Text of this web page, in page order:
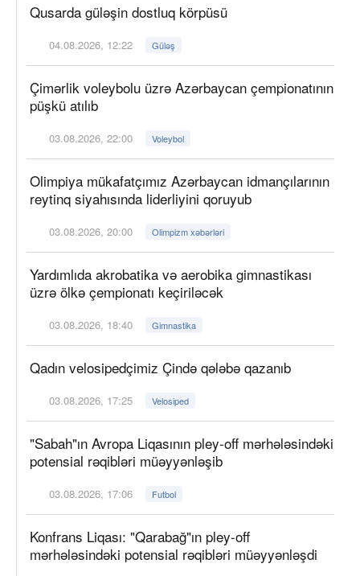
Qusarda güləşin dostluq körpüsü
04.08.2026, 12:22 Güləş
Çimərlik voleybolu üzrə Azərbaycan çempionatının
püşkü atılıb
03.08.2026, 22:00 Voleybol
Olimpiya mükafatçımız Azərbaycan idmançılarının
reytinq siyahısında liderliyini qoruyub
03.08.2026, 20:00 Olimpizm xəbərləri
Yardımlıda akrobatika və aerobika gimnastikası
üzrə ölkə çempionatı keçiriləcək
03.08.2026, 18:40 Gimnastika
Qadın velosipedçimiz Çində qələbə qazanıb
03.08.2026, 17:25 Velosiped
"Sabah"ın Avropa Liqasının pley-off mərhələsindəki
potensial rəqibləri müəyyənləşib
03.08.2026, 17:06 Futbol
Konfrans Liqası: "Qarabağ"ın pley-off
mərhələsindəki potensial rəqibləri müəyyənləşdi